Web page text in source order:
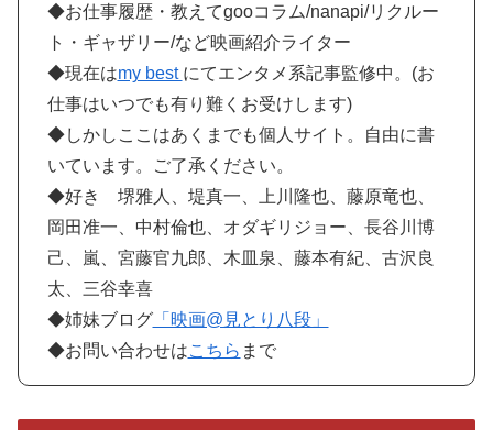
◆お仕事履歴・教えてgooコラム/nanapi/リクルー
ト・ギャザリー/など映画紹介ライター
◆現在はmy best にてエンタメ系記事監修中。(お
仕事はいつでも有り難くお受けします)
◆しかしここはあくまでも個人サイト。自由に書
いています。ご了承ください。
◆好き 堺雅人、堤真一、上川隆也、藤原竜也、
岡田准一、中村倫也、オダギリジョー、長谷川博
己、嵐、宮藤官九郎、木皿泉、藤本有紀、古沢良
太、三谷幸喜
◆姉妹ブログ「映画@見とり八段」
◆お問い合わせはこちら まで